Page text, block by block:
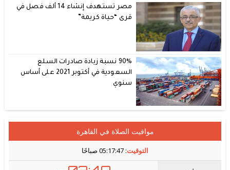
مصر تستهدف إنشاء 14 ألف فصل في
قرى “حياة كريمة”
90% نسبة زيادة صادرات السلع
السعودية في أكتوبر 2021 على أساس
سنوي